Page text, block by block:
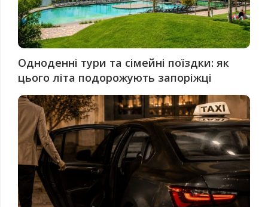
Одноденні тури та сімейні поїздки: як
цього літа подорожують запоріжці